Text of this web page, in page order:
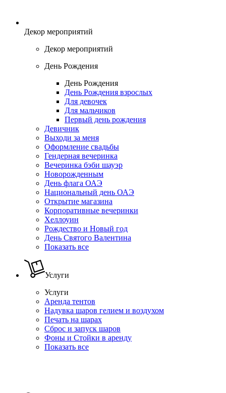
Декор мероприятий
Декор мероприятий
День Рождения
День Рождения
День Рождения взрослых
Для девочек
Для мальчиков
Первый день рождения
Девичник
Выходи за меня
Оформление свадьбы
Гендерная вечеринка
Вечеринка бэби шауэр
Новорожденным
День флага ОАЭ
Национальный день ОАЭ
Открытие магазина
Корпоративные вечеринки
Хеллоуин
Рождество и Новый год
День Святого Валентина
Показать все
Услуги
Услуги
Аренда тентов
Надувка шаров гелием и воздухом
Печать на шарах
Сброс и запуск шаров
Фоны и Стойки в аренду
Показать все